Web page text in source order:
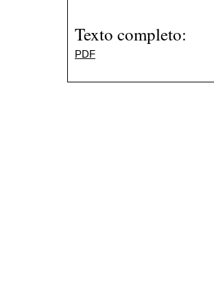
Texto completo:
PDF